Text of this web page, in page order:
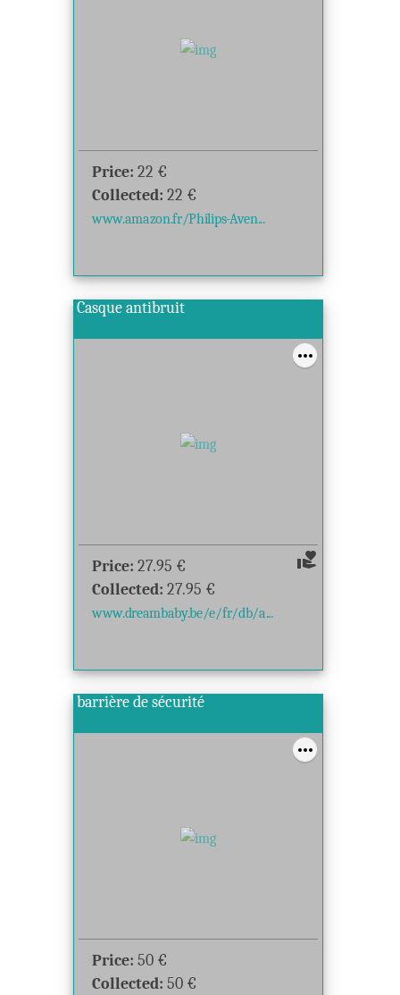
Price: 22 €
Collected: 22 €
www.amazon.fr/Philips-Aven...
Casque antibruit
volunteer_activism
Price: 27.95 €
Collected: 27.95 €
www.dreambaby.be/e/fr/db/a...
barrière de sécurité
Price: 50 €
Collected: 50 €